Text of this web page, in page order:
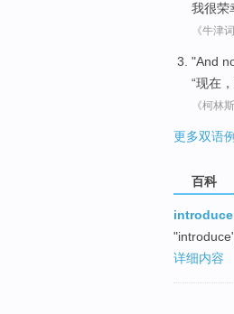
我很荣
《牛津
"And
“现在 ，
《柯林
更多双语
百科
introduce
详细内容